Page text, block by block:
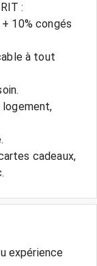
:
10% congés
à tout
logement,
cadeaux,
expérience